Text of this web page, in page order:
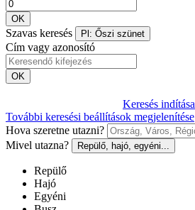
OK
Szavas keresés Pl: Őszi szünet
Cím vagy azonosító
OK
Keresés indítása
További keresési beállítások megjelenítése
Hova szeretne utazni?
Mivel utazna?
Repülő, hajó, egyéni...
Repülő
Hajó
Egyéni